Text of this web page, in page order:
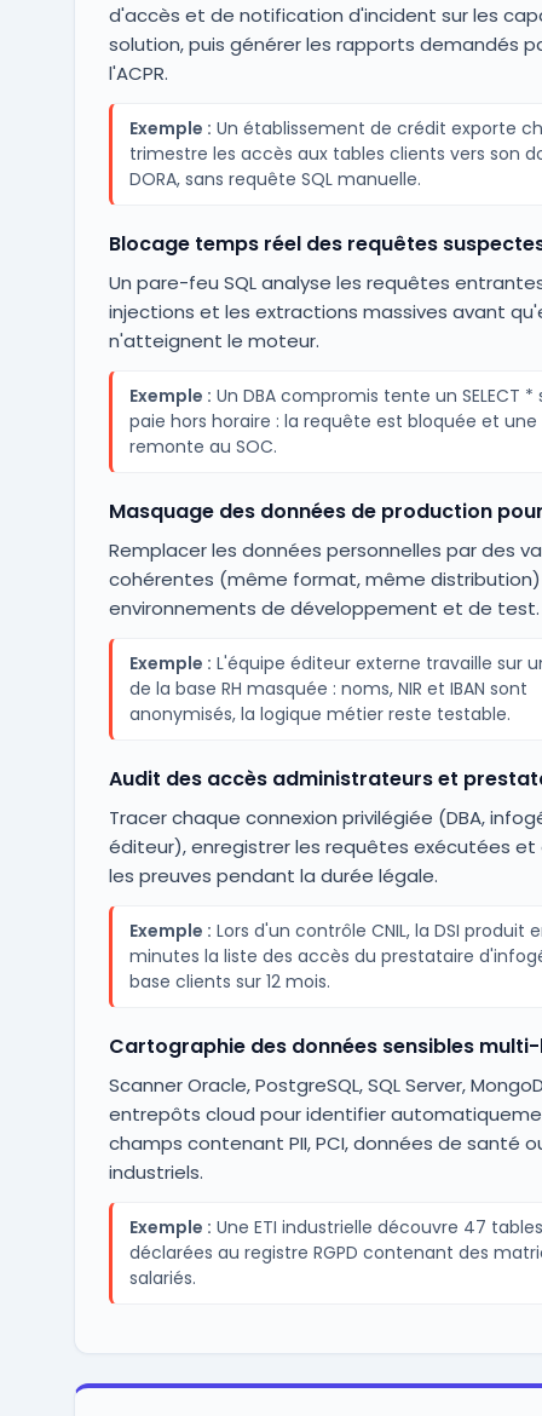
d'accès et de notification d'incident sur les
solution, puis générer les rapports demandés
l'ACPR.
Exemple : Un établissement de crédit exporte
trimestre les accès aux tables clients vers son
DORA, sans requête SQL manuelle.
Blocage temps réel des requêtes
Un pare-feu SQL analyse les requêtes
injections et les extractions massives avant
n'atteignent le moteur.
Exemple : Un DBA compromis tente un SELECT
paie hors horaire : la requête est bloquée et
remonte au SOC.
Masquage des données de production
Remplacer les données personnelles par des
cohérentes (même format, même distribution)
environnements de développement et de test.
Exemple : L'équipe éditeur externe travaille sur
de la base RH masquée : noms, NIR et IBAN sont
anonymisés, la logique métier reste testable.
Audit des accès administrateurs et
Tracer chaque connexion privilégiée (DBA,
éditeur), enregistrer les requêtes exécutées et
les preuves pendant la durée légale.
Exemple : Lors d'un contrôle CNIL, la DSI produit
minutes la liste des accès du prestataire
base clients sur 12 mois.
Cartographie des données sensibles
Scanner Oracle, PostgreSQL, SQL Server,
entrepôts cloud pour identifier
champs contenant PII, PCI, données de santé
industriels.
Exemple : Une ETI industrielle découvre 47
déclarées au registre RGPD contenant des
salariés.